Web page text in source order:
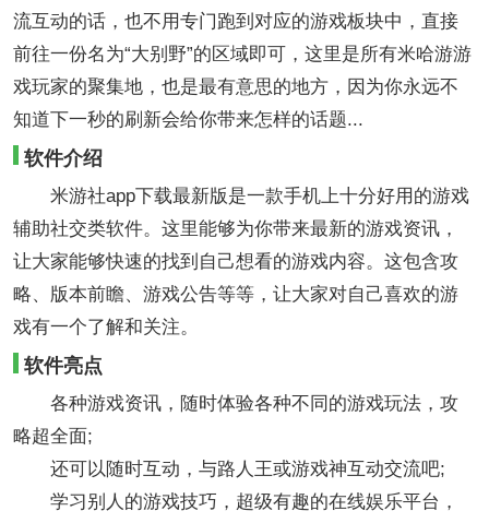
流互动的话，也不用专门跑到对应的游戏板块中，直接
前往一份名为“大别野”的区域即可，这里是所有米哈游游
戏玩家的聚集地，也是最有意思的地方，因为你永远不
知道下一秒的刷新会给你带来怎样的话题...
软件介绍
米游社app下载最新版是一款手机上十分好用的游戏
辅助社交类软件。这里能够为你带来最新的游戏资讯，
让大家能够快速的找到自己想看的游戏内容。这包含攻
略、版本前瞻、游戏公告等等，让大家对自己喜欢的游
戏有一个了解和关注。
软件亮点
各种游戏资讯，随时体验各种不同的游戏玩法，攻
略超全面;
还可以随时互动，与路人王或游戏神互动交流吧;
学习别人的游戏技巧，超级有趣的在线娱乐平台，